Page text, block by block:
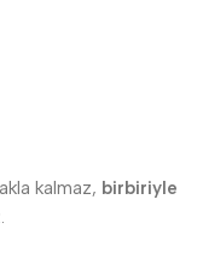
kalmaz, birbiriyle